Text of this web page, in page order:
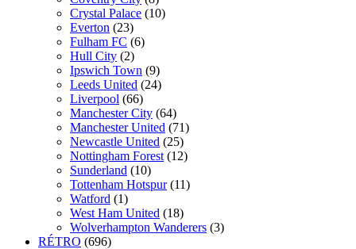
Crystal Palace (10)
Everton (23)
Fulham FC (6)
Hull City (2)
Ipswich Town (9)
Leeds United (24)
Liverpool (66)
Manchester City (64)
Manchester United (71)
Newcastle United (25)
Nottingham Forest (12)
Sunderland (10)
Tottenham Hotspur (11)
Watford (1)
West Ham United (18)
Wolverhampton Wanderers (3)
RÉTRO (696)